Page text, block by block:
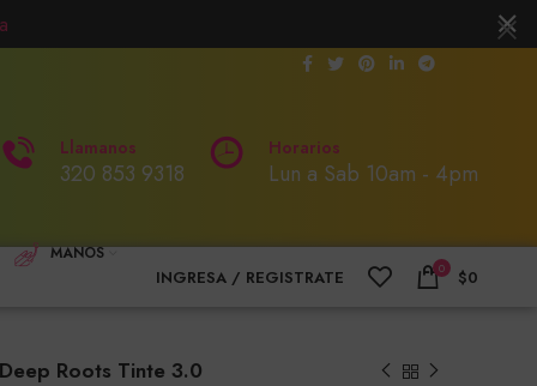
Llamanos
320 853 9318
Horarios
Lun a Sab 10am - 4pm
MANOS
INGRESA / REGISTRATE 0 $0
Deep Roots Tinte 3.0